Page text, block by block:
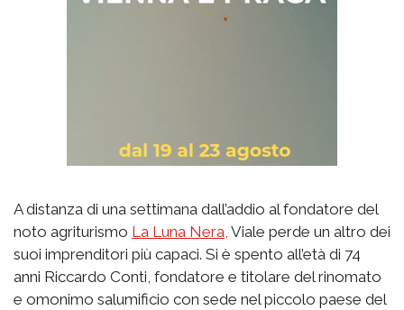
A distanza di una settimana dall’addio al fondatore del
noto agriturismo La Luna Nera, Viale perde un altro dei
suoi imprenditori più capaci. Si è spento all’età di 74
anni Riccardo Conti, fondatore e titolare del rinomato
e omonimo salumificio con sede nel piccolo paese del